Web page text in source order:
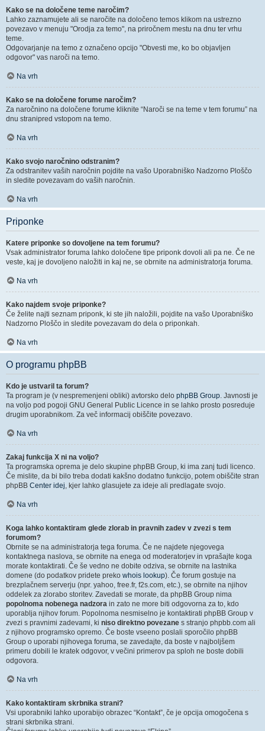
Kako se na določene teme naročim?
Lahko zaznamujete ali se naročite na določeno temos klikom na ustrezno
povezavo v menuju "Orodja za temo", na priročnem mestu na dnu ter vrhu
teme.
Odgovarjanje na temo z označeno opcijo "Obvesti me, ko bo objavljen
odgovor" vas naroči na temo.
Na vrh
Kako se na določene forume naročim?
Za naročnino na določene forume kliknite “Naroči se na teme v tem forumu” na
dnu stranipred vstopom na temo.
Na vrh
Kako svojo naročnino odstranim?
Za odstranitev vaših naročnin pojdite na vašo Uporabniško Nadzorno Ploščo
in sledite povezavam do vaših naročnin.
Na vrh
Priponke
Katere priponke so dovoljene na tem forumu?
Vsak administrator foruma lahko določene tipe priponk dovoli ali pa ne. Če ne
veste, kaj je dovoljeno naložiti in kaj ne, se obrnite na administratorja foruma.
Na vrh
Kako najdem svoje priponke?
Če želite najti seznam priponk, ki ste jih naložili, pojdite na vašo Uporabniško
Nadzorno Ploščo in sledite povezavam do dela o priponkah.
Na vrh
O programu phpBB
Kdo je ustvaril ta forum?
Ta program je (v nespremenjeni obliki) avtorsko delo phpBB Group. Javnosti je
na voljo pod pogoji GNU General Public Licence in se lahko prosto posreduje
drugim uporabnikom. Za več informacij obiščite povezavo.
Na vrh
Zakaj funkcija X ni na voljo?
Ta programska oprema je delo skupine phpBB Group, ki ima zanj tudi licenco.
Če mislite, da bi bilo treba dodati kakšno dodatno funkcijo, potem obiščite stran
phpBB Center idej, kjer lahko glasujete za ideje ali predlagate svojo.
Na vrh
Koga lahko kontaktiram glede zlorab in pravnih zadev v zvezi s tem
forumom?
Obrnite se na administratorja tega foruma. Če ne najdete njegovega
kontaktnega naslova, se obrnite na enega od moderatorjev in vprašajte koga
morate kontaktirati. Če še vedno ne dobite odziva, se obrnite na lastnika
domene (do podatkov pridete preko whois lookup). Če forum gostuje na
brezplačnem serverju (npr. yahoo, free.fr, f2s.com, etc.), se obrnite na njihov
oddelek za zlorabo storitev. Zavedati se morate, da phpBB Group nima
popolnoma nobenega nadzora in zato ne more biti odgovorna za to, kdo
uporablja njihov forum. Popolnoma nesmiselno je kontaktirati phpBB Group v
zvezi s pravnimi zadevami, ki niso direktno povezane s stranjo phpbb.com ali
z njihovo programsko opremo. Če boste vseeno poslali sporočilo phpBB
Group o uporabi njihovega foruma, se zavedajte, da boste v najboljšem
primeru dobili le kratek odgovor, v večini primerov pa sploh ne boste dobili
odgovora.
Na vrh
Kako kontaktiram skrbnika strani?
Vsi uporabniki lahko uporabijo obrazec “Kontakt”, če je opcija omogočena s
strani skrbnika strani.